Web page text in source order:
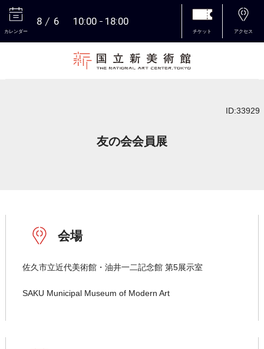
カレンダー
8 6 10:00 18:00
チケット アクセス
ID:33929
友の会会員展
会場
佐久市立近代美術館・油井一二記念館 第5展示室
SAKU Municipal Museum of Modern Art